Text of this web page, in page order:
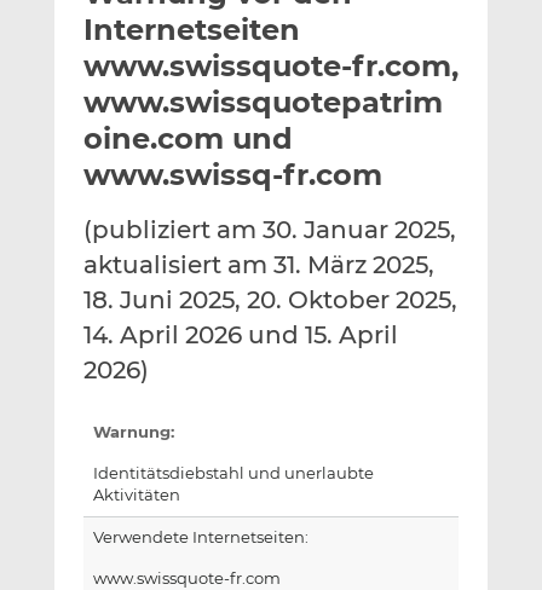
l
a
n
n
k
e
d
I
t
i
e
n
c
e
b
o
o
t
i
l
e
n
Internetseiten
www.swissquote-fr.com,
www.swissquotepatrim
oine.com und
www.swissq-fr.com
(publiziert am 30. Januar 2025,
aktualisiert am 31. März 2025,
18. Juni 2025, 20. Oktober 2025,
14. April 2026 und 15. April
2026)
Warnung:
Identitätsdiebstahl und unerlaubte
Aktivitäten
Verwendete Internetseiten:
www.swissquote-fr.com